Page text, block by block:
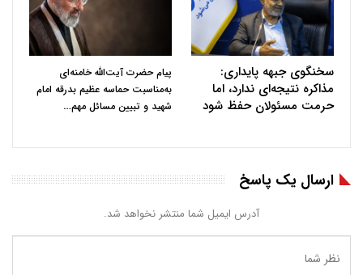
سخنگوی جبهه پایداری:
مذاکره نتیجه‌ای ندارد، اما
حرمت مسئولان حفظ شود
پیام حضرت آیت‌الله خامنه‌ای
به‌مناسبت حماسه عظیم بدرقه امام
شهید و تبیین مسائل مهم…
ارسال یک پاسخ
آدرس ایمیل شما منتشر نخواهد شد.